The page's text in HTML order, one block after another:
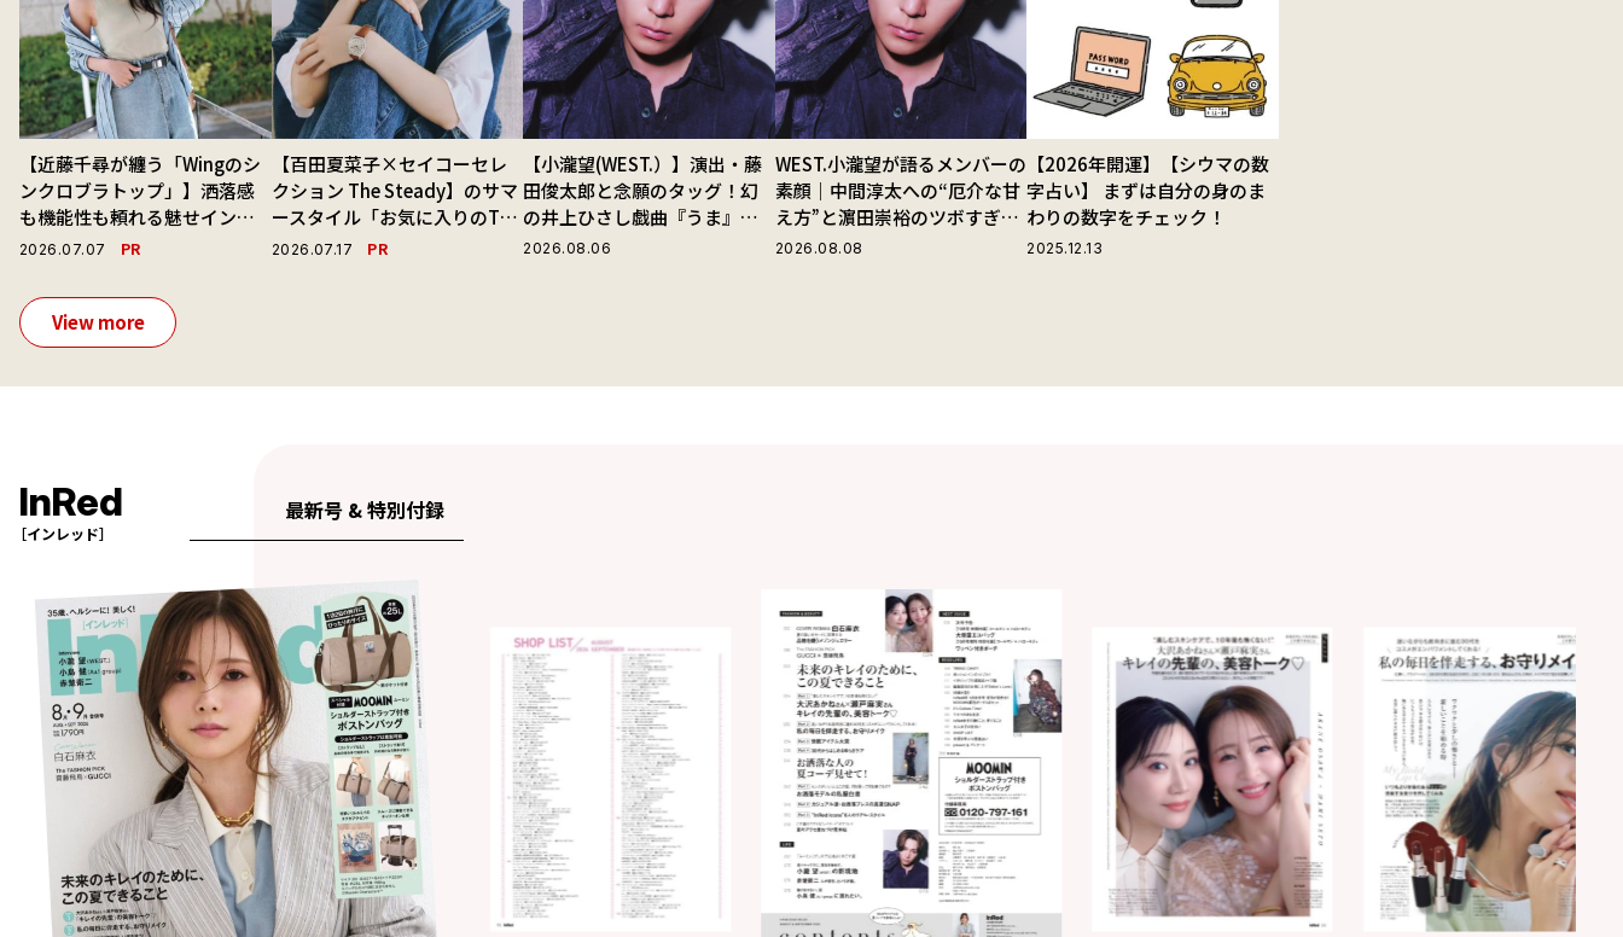
【近藤千尋が纏う「Wingのシ
ンクロブラトップ」】洒落感
も機能性も頼れる魅せインナ
ーで毎日を心地よくアプデ！
2026.07.07 PR
【百田夏菜子×セイコーセレ
クション The Steady】のサマ
ースタイル「お気に入りのTシ
ャツと最高の時計と。」
2026.07.17 PR
【小瀧望(WEST.）】演出・藤
田俊太郎と念願のタッグ！幻
の井上ひさし戯曲『うま』で
演じる“爽快な悪人”の魅力と
2026.08.06
WEST.小瀧望が語るメンバーの
素顔｜中間淳太への“厄介な甘
え方”と濵田崇裕のツボすぎる
言動
2026.08.08
【2026年開運】【シウマの数
字占い】 まずは自分の身のま
わりの数字をチェック！
2025.12.13
View more
InRed
［インレッド］
最新号 & 特別付録